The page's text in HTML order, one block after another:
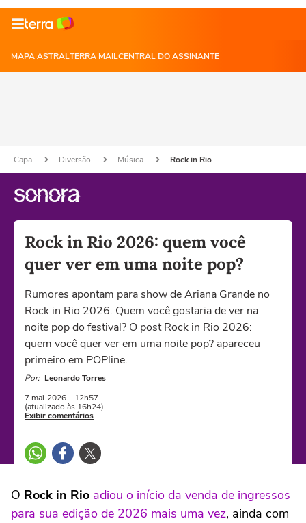
MAPA ASTRALTERRA MAILCENTRAL DO ASSINANTE
Capa Diversão Música Rock in Rio
Rock in Rio 2026: quem você
quer ver em uma noite pop?
Rumores apontam para show de Ariana Grande no
Rock in Rio 2026. Quem você gostaria de ver na
noite pop do festival? O post Rock in Rio 2026:
quem você quer ver em uma noite pop? apareceu
primeiro em POPline.
Por: Leonardo Torres
7 mai 2026 - 12h57
(atualizado às 16h24)
Exibir comentários
O Rock in Rio adiou o início da venda de ingressos
para sua edição de 2026 mais uma vez, ainda com